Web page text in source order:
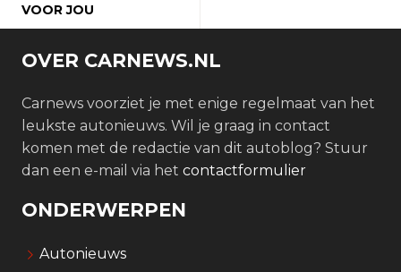
VOOR JOU
OVER CARNEWS.NL
Carnews voorziet je met enige regelmaat van het
leukste autonieuws. Wil je graag in contact
komen met de redactie van dit autoblog? Stuur
dan een e-mail via het contactformulier
ONDERWERPEN
Autonieuws